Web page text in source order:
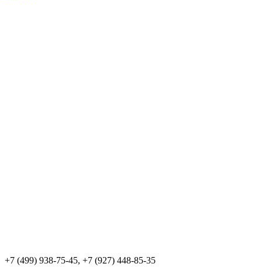
+7 (499) 938-75-45, +7 (927) 448-85-35